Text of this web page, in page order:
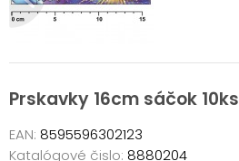
Prskavky 16cm sáčok 10ks
EAN: 8595596302123
Katalógové čislo: 8880204